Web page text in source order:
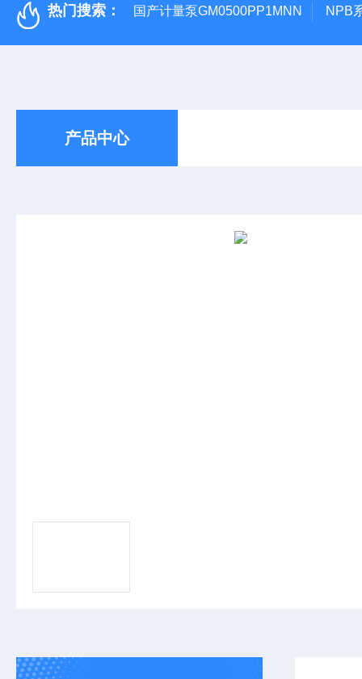
热门搜索： 国产计量泵GM0500PP1MNN NPB
产品中心